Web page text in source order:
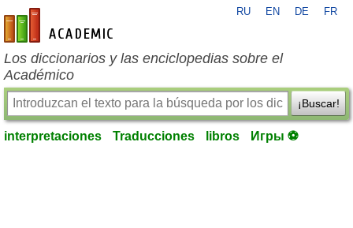
es-academic.com
RU EN DE FR
Los diccionarios y las enciclopedias sobre el
Académico
¡Buscar!
interpretaciones Traducciones libros Игры ⚽